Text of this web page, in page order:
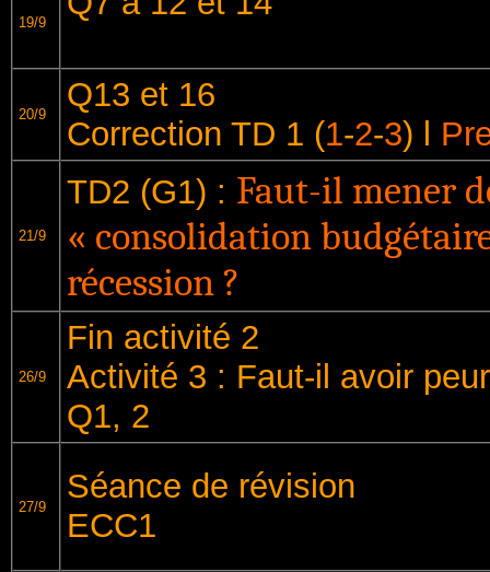
19/9
20/9
Q13 et 16
Correction TD 1 (1-2-3) l
21/9
TD2 (G1) : Faut-il mener
« consolidation
récession ?
26/9
Fin activité 2
Activité 3 : Faut-il avoir
Q1, 2
27/9
Séance de révision
ECC1